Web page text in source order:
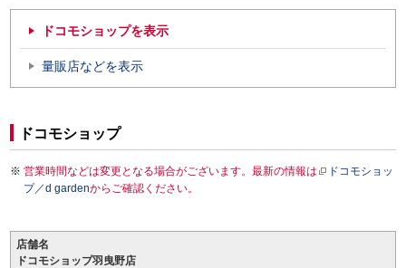
ドコモショップを表示
量販店などを表示
ドコモショップ
営業時間などは変更となる場合がございます。最新の情報は
ドコモショッ
プ／d gardenからご確認ください。
店舗名
ドコモショップ羽曳野店